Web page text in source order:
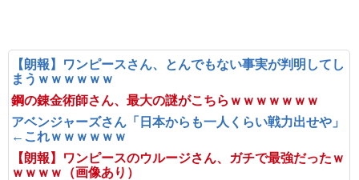
【朗報】ワンピースさん、とんでもない事実が判明してし
まうｗｗｗｗｗｗ
鋼の錬金術師さん、最大の謎がこちらｗｗｗｗｗｗｗ
アベンジャーズさん「日本からも一人くらい戦力出せや」
←これｗｗｗｗｗｗ
【朗報】ワンピースのウルージさん、ガチで最強だったｗ
ｗｗｗｗ（画像あり）